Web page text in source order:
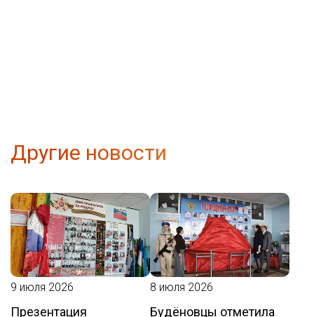
Другие новости
9 июля 2026
Презентация
8 июля 2026
Будёновцы отметила